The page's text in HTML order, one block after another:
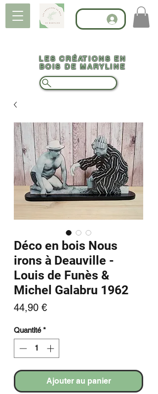
LES CRÉATIONS EN
BOIS DE MARYLINE
Déco en bois Nous
irons à Deauville -
Louis de Funès &
Michel Galabru 1962
44,90 €Prix
Quantité *
Ajouter au panier